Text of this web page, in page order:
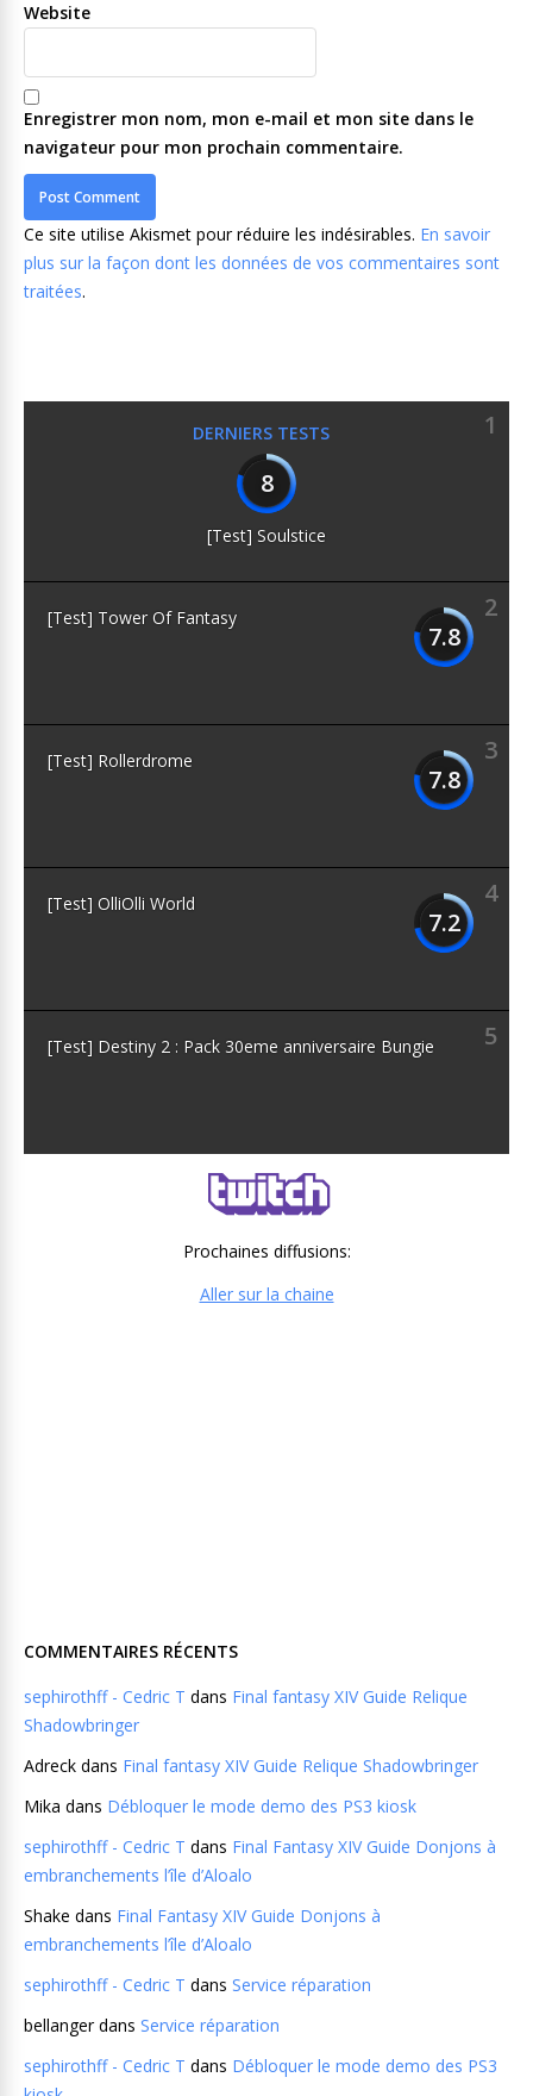
Website
Enregistrer mon nom, mon e-mail et mon site dans le
navigateur pour mon prochain commentaire.
Ce site utilise Akismet pour réduire les indésirables. En savoir
plus sur la façon dont les données de vos commentaires sont
traitées.
DERNIERS TESTS
1
8
[Test] Soulstice
2
7.8
[Test] Tower Of Fantasy
3
7.8
[Test] Rollerdrome
4
7.2
[Test] OlliOlli World
5
[Test] Destiny 2 : Pack 30eme anniversaire Bungie
Prochaines diffusions:
Aller sur la chaine
COMMENTAIRES RÉCENTS
sephirothff - Cedric T dans Final fantasy XIV Guide Relique
Shadowbringer
Adreck dans Final fantasy XIV Guide Relique Shadowbringer
Mika dans Débloquer le mode demo des PS3 kiosk
sephirothff - Cedric T dans Final Fantasy XIV Guide Donjons à
embranchements l’île d’Aloalo
Shake dans Final Fantasy XIV Guide Donjons à
embranchements l’île d’Aloalo
sephirothff - Cedric T dans Service réparation
bellangerdans Service réparation
sephirothff - Cedric T dans Débloquer le mode demo des PS3